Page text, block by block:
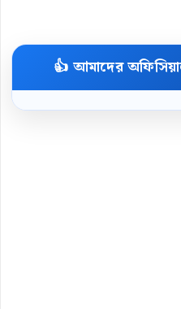
👍 আমাদের